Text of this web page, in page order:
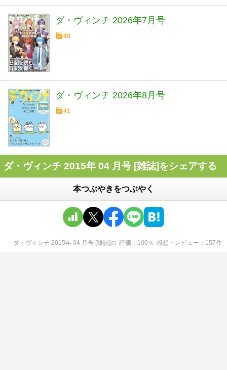
ダ・ヴィンチ 2026年7月号
48
ダ・ヴィンチ 2026年8月号
41
ダ・ヴィンチ 2015年 04 月号 [雑誌]をシェアする
本つぶやきをつぶやく
ダ・ヴィンチ 2015年 04 月号 [雑誌]の 評価 100 ％ 感想・レビュー 157件